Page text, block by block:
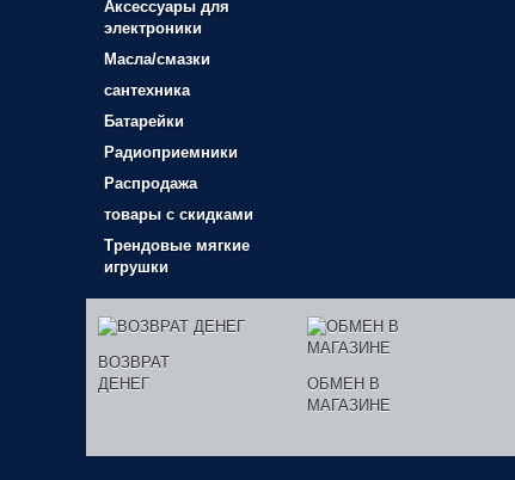
Аксессуары для
электроники
Масла/смазки
сантехника
Батарейки
Радиоприемники
Распродажа
товары с скидками
Трендовые мягкие
игрушки
ВОЗВРАТ
ДЕНЕГ
ОБМЕН В
МАГАЗИНЕ